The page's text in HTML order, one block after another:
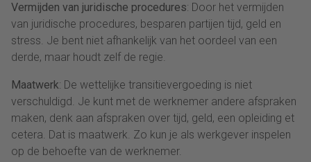
Vermijden van juridische procedures: Door het vermijden
van juridische procedures, besparen partijen tijd, geld en
stress. Je bent niet afhankelijk van het oordeel van een
derde, maar houdt zelf de regie.
Maatwerk: De wettelijke transitievergoeding is niet
verschuldigd. Je kunt met de werknemer andere afspraken
maken, denk aan afspraken over tijd, geld, een opleiding et
cetera. Dat is maatwerk. Zo kun je als werkgever inspelen
op de behoefte van de werknemer.